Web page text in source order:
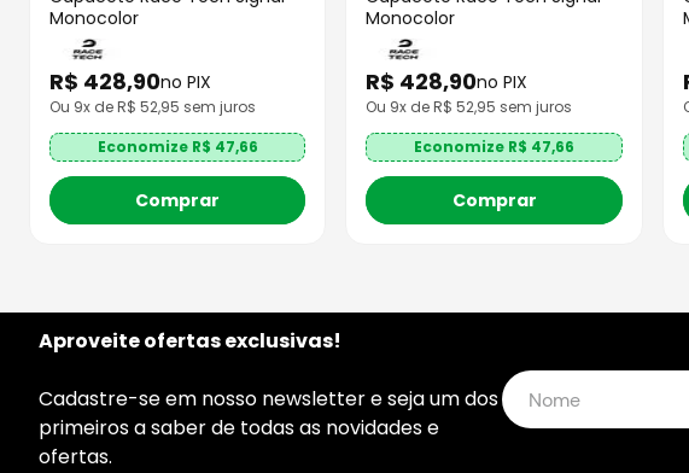
Monocolor
R$ 428,90no PIX
Ou 9x de R$ 52,95 sem juros
Economize R$ 47,66
Comprar
Monocolor
R$ 428,90no PIX
Ou 9x de R$52,95 sem juros
Economize R$ 47,66
Comprar
Aproveite ofertas exclusivas!
Cadastre-se em nosso newsletter e seja um dos
primeiros a saber de todas as novidades e
ofertas.